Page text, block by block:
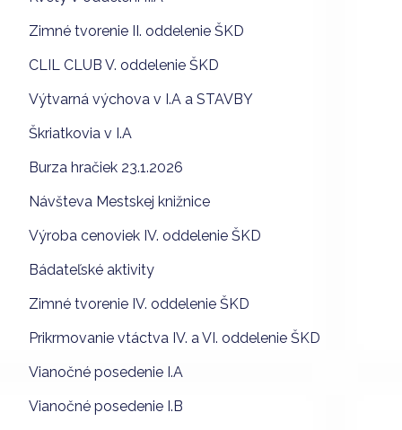
Zimné tvorenie II. oddelenie ŠKD
CLIL CLUB V. oddelenie ŠKD
Výtvarná výchova v I.A a STAVBY
Škriatkovia v I.A
Burza hračiek 23.1.2026
Návšteva Mestskej knižnice
Výroba cenoviek IV. oddelenie ŠKD
Bádateľské aktivity
Zimné tvorenie IV. oddelenie ŠKD
Prikrmovanie vtáctva IV. a VI. oddelenie ŠKD
Vianočné posedenie I.A
Vianočné posedenie I.B